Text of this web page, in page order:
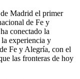
Madrid el primer
de Fe y
conectado la
experiencia y
Fe y Alegría, con el
las fronteras de hoy